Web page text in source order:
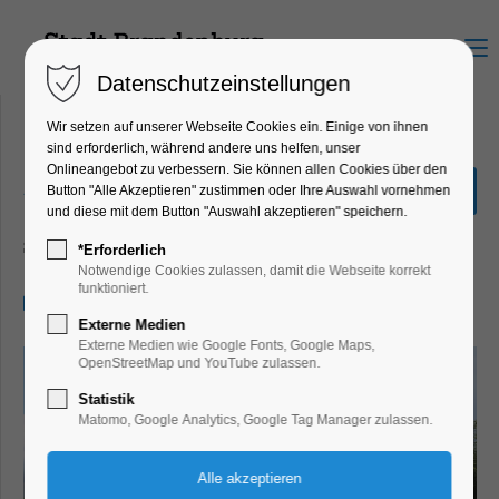
Menu
„Stadtrundfahrt“ 2,0
Stunden
Schiffrundfahrt
Datenschutzeinstellungen
Wir setzen auf unserer Webseite Cookies ein. Einige von ihnen
sind erforderlich, während andere uns helfen, unser
Onlineangebot zu verbessern. Sie können allen Cookies über den
Button "Alle Akzeptieren" zustimmen oder Ihre Auswahl vornehmen
und diese mit dem Button "Auswahl akzeptieren" speichern.
*Erforderlich
Notwendige Cookies zulassen, damit die Webseite korrekt
funktioniert.
Externe Medien
Externe Medien wie Google Fonts, Google Maps,
OpenStreetMap und YouTube zulassen.
Statistik
Matomo, Google Analytics, Google Tag Manager zulassen.